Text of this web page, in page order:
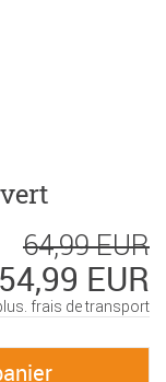
64,99 EUR
54,99 EUR
frais de transport